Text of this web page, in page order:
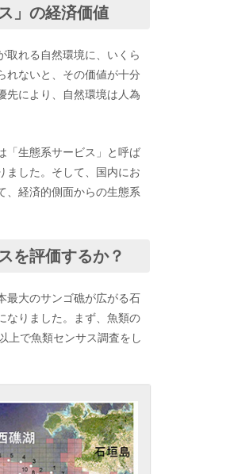
」の経済価値
取れる自然環境に、いくら
れないと、その価値が十分
先により、自然環境は人為
「生態系サービス」と呼ば
ました。そして、国内にお
、経済的側面からの生態系
を評価するか？
最大のサンゴ礁が広がる石
なりました。まず、魚類の
上で魚類センサス調査をし